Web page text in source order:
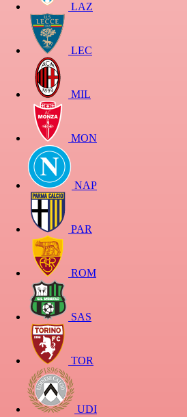
LAZ
LEC
MIL
MON
NAP
PAR
ROM
SAS
TOR
UDI